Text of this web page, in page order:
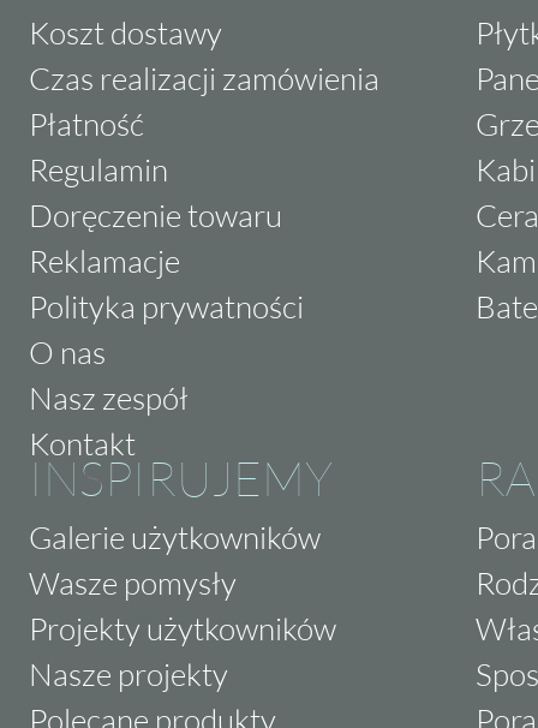
Koszt dostawy
Czas realizacji zamówienia
Płatność
Regulamin
Doręczenie towaru
Reklamacje
Polityka prywatności
O nas
Nasz zespół
Kontakt
INSPIRUJEMY
Galerie użytkowników
Wasze pomysły
Projekty użytkowników
Nasze projekty
Polecane produkty